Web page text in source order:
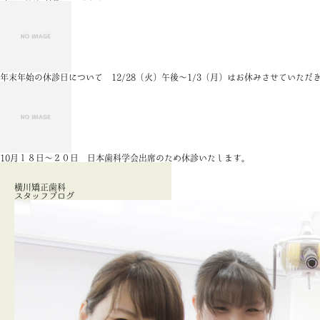
年末年始の休診日について 12/28（火）午後～1/3（月）はお休みさせていただ
10月１８日～２０日 日本歯科学会出席のため休診いたします。
横川矯正歯科
スタッフブログ